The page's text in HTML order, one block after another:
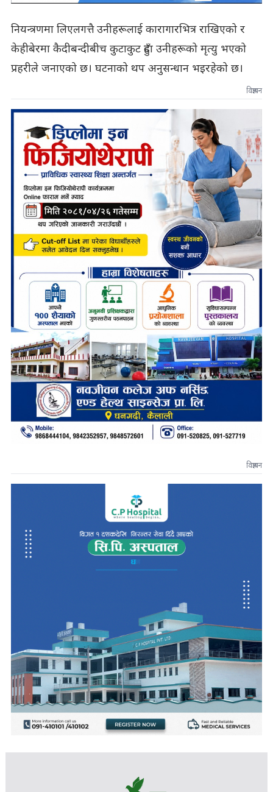
नियन्त्रणमा लिएलगत्तै उनीहरूलाई कारागारभित्र राखिएको र
केहीबेरमा कैदीबन्दीबीच कुटाकुट हुँदा उनीहरूको मृत्यु भएको
प्रहरीले जनाएको छ। घटनाको थप अनुसन्धान भइरहेको छ।
विज्ञापन
विज्ञापन